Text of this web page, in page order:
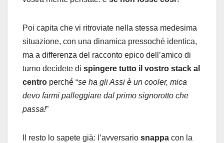
Poi capita che vi ritroviate nella stessa medesima
situazione, con una dinamica pressoché identica,
ma a differenza del racconto epico dell’amico di
turno decidete di spingere tutto il vostro stack al
centro perché “se ha gli Assi è un cooler, mica
devo farmi palleggiare dal primo signorotto che
passa!”
Il resto lo sapete già: l’avversario snappa con la